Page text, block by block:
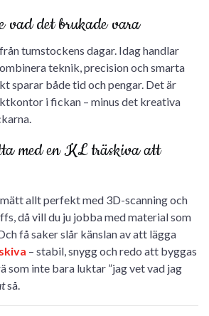
vad det brukade vara
tumstockens dagar. Idag handlar
teknik, precision och smarta
sparar både tid och pengar. Det är
i fickan – minus det kreativa
med en KL träskiva att
mätt allt perfekt med 3D-scanning och
då vill du ju jobba med material som
få saker slår känslan av att lägga
– stabil, snygg och redo att byggas
som inte bara luktar ”jag vet vad jag
så.